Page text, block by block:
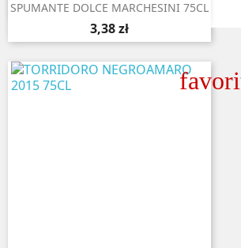
SPUMANTE DOLCE MARCHESINI 75CL
3,38 zł